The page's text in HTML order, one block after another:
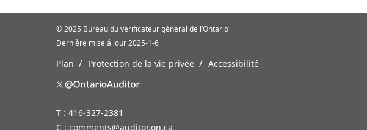
© 2025 Bureau du vérificateur général de l’Ontario
Dernière mise á jour 2025-1-6
Plan / Protection de la vie privée / Accessibilité
T : 416-327-2381
C : comments@auditor.on.ca